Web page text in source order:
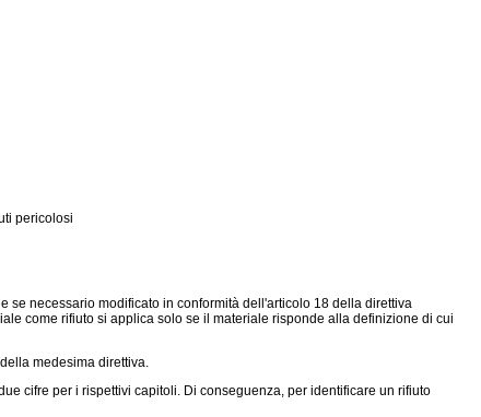
pericolosi
necessario modificato in conformità dell'articolo 18 della direttiva
come rifiuto si applica solo se il materiale risponde alla definizione di cui
medesima direttiva.
cifre per i rispettivi capitoli. Di conseguenza, per identificare un rifiuto